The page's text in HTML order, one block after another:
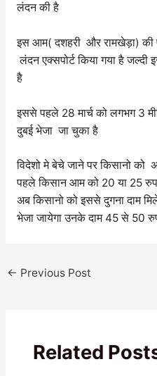
लंदन की है
इस आम( दशहरी और रामखेड़ा) की
लंदन एक्सपोर्ट किया गया है
है
इससे पहले 28 मार्च को लगभग 3
दुबई भेजा जा चुका है
विदेशो मे बेचे जाने पर किसानो को
पहले किसान आम को 20 या 25
अब किसानो को इससे दुगना दाम
भेजा जायेगा उनके दाम 45 से 50
← Previous Post
Related